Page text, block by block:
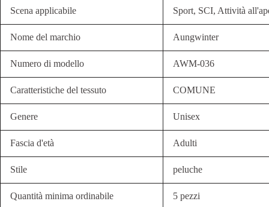
Scena applicabile Sport, SCI, Attività
Nome del marchio Aungwinter
Numero di modello AWM-036
Caratteristiche del tessuto COMUNE
Genere Unisex
Fascia d'età Adulti
Stile peluche
Quantità minima ordinabile 5 pezzi